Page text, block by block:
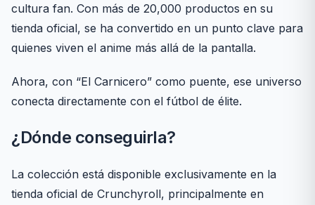
cultura fan. Con más de 20,000 productos en su
tienda oficial, se ha convertido en un punto clave para
quienes viven el anime más allá de la pantalla.
Ahora, con “El Carnicero” como puente, ese universo
conecta directamente con el fútbol de élite.
¿Dónde conseguirla?
La colección está disponible exclusivamente en la
tienda oficial de Crunchyroll, principalmente en